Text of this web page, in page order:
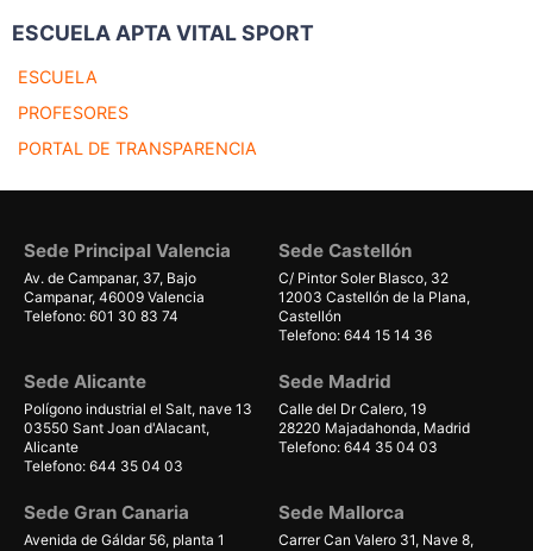
ESCUELA APTA VITAL SPORT
ESCUELA
PROFESORES
PORTAL DE TRANSPARENCIA
Sede Principal Valencia
Av. de Campanar, 37, Bajo
Campanar, 46009 Valencia
Telefono: 601 30 83 74
Sede Castellón
C/ Pintor Soler Blasco, 32
12003 Castellón de la Plana,
Castellón
Telefono: 644 15 14 36
Sede Alicante
Polígono industrial el Salt, nave 13
03550 Sant Joan d'Alacant,
Alicante
Telefono: 644 35 04 03
Sede Madrid
Calle del Dr Calero, 19
28220 Majadahonda, Madrid
Telefono: 644 35 04 03
Sede Gran Canaria
Avenida de Gáldar 56, planta 1
Sede Mallorca
Carrer Can Valero 31, Nave 8,